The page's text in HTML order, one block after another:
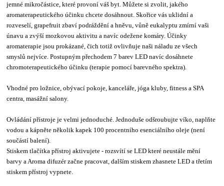
jemné mikročástice, které provoní váš byt. Můžete si zvolit, jakého
aromaterapeutického účinku chcete dosáhnout. Skořice vás uklidní a
rozveselí, grapefruit zbaví podráždění a hněvu, vůně eukalyptu zmírní vaši
únavu a zvýší mozkovou aktivitu a navíc odežene komáry. Účinky
aromaterapie jsou prokázané, čich totiž ovlivňuje naši náladu ze všech
smyslů nejvíce. Postupným přechodem 7 barev LED navíc dosáhnete
chromoterapeutického účinku (terapie pomocí barevného spektra).
Vhodné pro ložnice, obývací pokoje, kanceláře, jóga kluby, fitness a SPA
centra, masážní salony.
Ovládání přístroje je velmi jednoduché. Jednoduše odšroubujte víko, naplňte
vodou a kápněte několik kapek 100 procentního esenciálního oleje (není
součástí balení).
Stiskem tlačítka přístroj aktivujete - rozsvítí se LED které neustále mění
barvy a Aroma difuzér začne pracovat, dalším stiskem zhasnete LED a třetím
stiskem přístroj vypnete.